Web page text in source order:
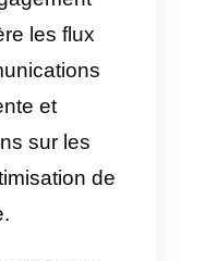
professionnels
commercial,
ressources
relatives aux